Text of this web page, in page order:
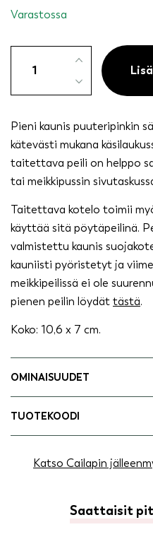
Varastossa
taitettava
Pieni kaunis puuteripinkin
kätevästi mukana
taitettava peili on helppo
tai meikkipussin
Taitettava kotelo toimii
käyttää sitä pöytäpeilinä.
valmistettu kaunis
kauniisti pyöristetyt ja
meikkipeilissä ei ole
pienen peilin löydät tästä.
Koko: 10,6 x 7 cm.
OMINAISUUDET
TUOTEKOODI
Katso Cailapin
Saattaisit